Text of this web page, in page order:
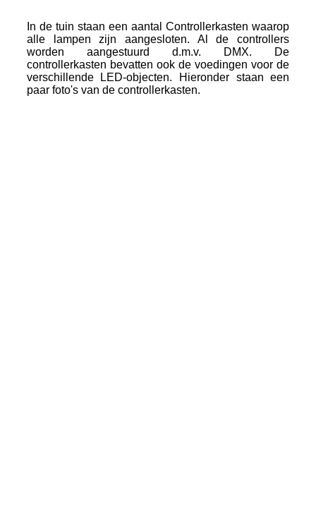
In de tuin staan een aantal Controllerkasten waarop
alle lampen zijn aangesloten. Al de controllers
worden aangestuurd d.m.v. DMX. De
controllerkasten bevatten ook de voedingen voor de
verschillende LED-objecten. Hieronder staan een
paar foto's van de controllerkasten.